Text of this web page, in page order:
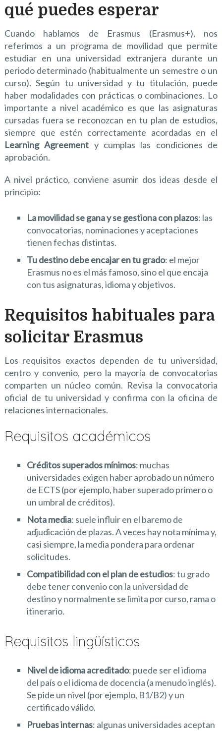
qué puedes esperar
Cuando hablamos de Erasmus (Erasmus+), nos
referimos a un programa de movilidad que permite
estudiar en una universidad extranjera durante un
periodo determinado (habitualmente un semestre o un
curso). Según tu universidad y tu titulación, puede
haber modalidades con prácticas o combinaciones. Lo
importante a nivel académico es que las asignaturas
cursadas fuera se reconozcan en tu plan de estudios,
siempre que estén correctamente acordadas en el
Learning Agreement y cumplas las condiciones de
aprobación.
A nivel práctico, conviene asumir dos ideas desde el
principio:
La movilidad se gana y se gestiona con plazos: las
convocatorias, nominaciones y aceptaciones
tienen fechas distintas.
Tu destino debe encajar en tu grado: el mejor
Erasmus no es el más famoso, sino el que encaja
con tus asignaturas, idioma y objetivos.
Requisitos habituales para
solicitar Erasmus
Los requisitos exactos dependen de tu universidad,
centro y convenio, pero la mayoría de convocatorias
comparten un núcleo común. Revisa la convocatoria
oficial de tu universidad y confirma con la oficina de
relaciones internacionales.
Requisitos académicos
Créditos superados mínimos: muchas
universidades exigen haber aprobado un número
de ECTS (por ejemplo, haber superado primero o
un umbral de créditos).
Nota media: suele influir en el baremo de
adjudicación de plazas. A veces hay nota mínima y,
casi siempre, la media pondera para ordenar
solicitudes.
Compatibilidad con el plan de estudios: tu grado
debe tener convenio con la universidad de
destino y normalmente se limita por curso, rama o
itinerario.
Requisitos lingüísticos
Nivel de idioma acreditado: puede ser el idioma
del país o el idioma de docencia (a menudo inglés).
Se pide un nivel (por ejemplo, B1/B2) y un
certificado válido.
Pruebas internas: algunas universidades aceptan